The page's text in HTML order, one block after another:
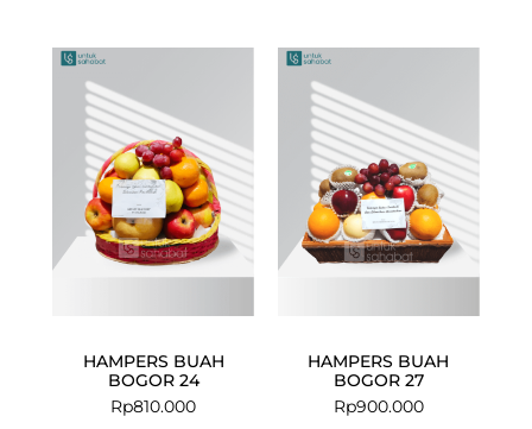
HAMPERS BUAH
BOGOR 24
Rp810.000
HAMPERS BUAH
BOGOR 27
Rp900.000